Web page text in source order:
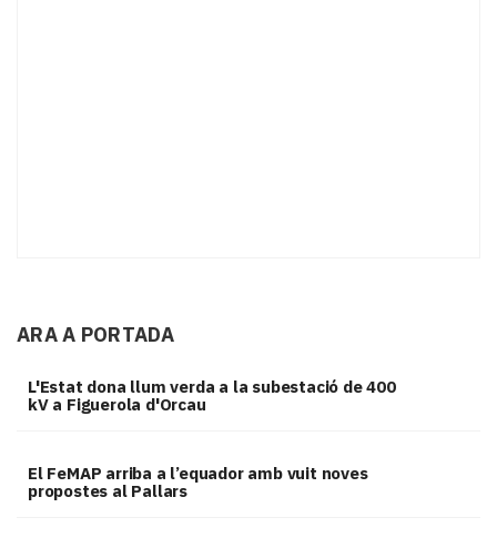
ARA A PORTADA
L'Estat dona llum verda a la subestació de 400
kV a Figuerola d'Orcau
El FeMAP arriba a l’equador amb vuit noves
propostes al Pallars